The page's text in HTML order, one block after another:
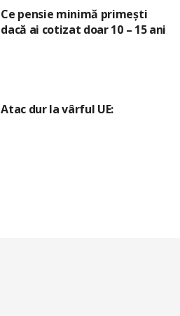
Ce pensie minimă primești
dacă ai cotizat doar 10 – 15 ani
Atac dur la vârful UE: